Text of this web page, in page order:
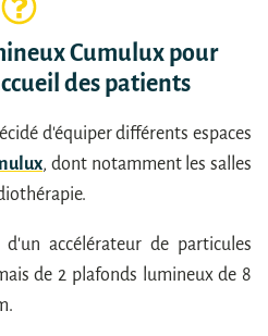
Cumulux pour
des patients
d'équiper différents espaces
, dont notamment les salles
d'un accélérateur de particules
de 2 plafonds lumineux de 8